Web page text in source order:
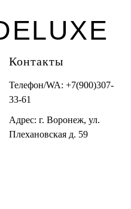
Контакты
Телефон/WA: +7(900)307-
33-61
Адрес: г. Воронеж, ул.
Плехановская д. 59